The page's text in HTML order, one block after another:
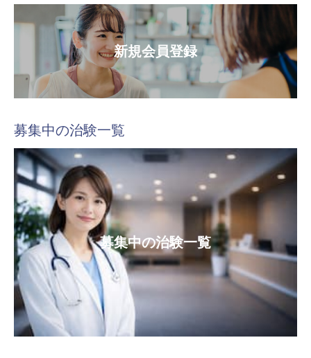
新規会員登録
募集中の治験一覧
募集中の治験一覧